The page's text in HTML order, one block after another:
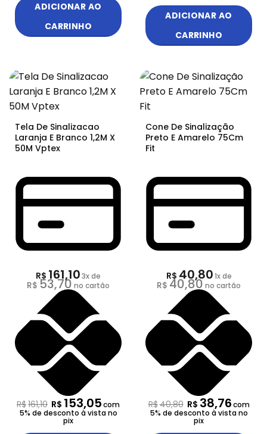
ADICIONAR AO
CARRINHO
ADICIONAR AO
CARRINHO
Tela De Sinalizacao
Laranja E Branco 1,2M X
50M Vptex
R$ 161,103x de
R$ 53,70 no cartão
R$161,10 R$ 153,05com
5% de desconto à vista no
pix
Cone De Sinalização
Preto E Amarelo 75Cm
Fit
R$ 40,801x de
R$ 40,80no cartão
R$40,80 R$ 38,76com
5% de desconto à vista no
pix